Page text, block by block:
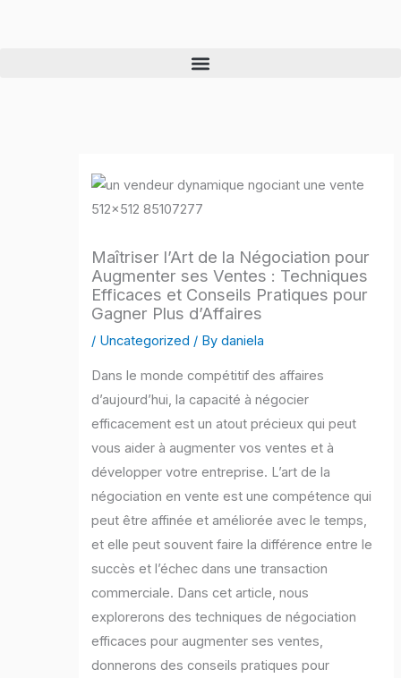
Maîtriser l’Art de la Négociation pour
Augmenter ses Ventes : Techniques
Efficaces et Conseils Pratiques pour
Gagner Plus d’Affaires
/ Uncategorized / Bydaniela
Dans le monde compétitif des affaires
d’aujourd’hui, la capacité à négocier
efficacement est un atout précieux qui peut
vous aider à augmenter vos ventes et à
développer votre entreprise. L’art de la
négociation en vente est une compétence qui
peut être affinée et améliorée avec le temps,
et elle peut souvent faire la différence entre le
succès et l’échec dans une transaction
commerciale. Dans cet article, nous
explorerons des techniques de négociation
efficaces pour augmenter ses ventes,
donnerons des conseils pratiques pour